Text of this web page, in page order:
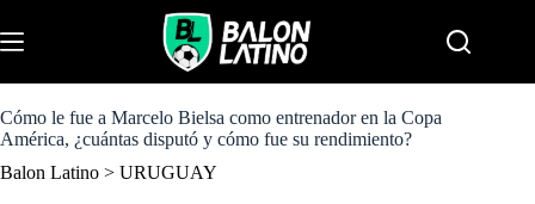
k
i
o
c
n
Cómo le fue a Marcelo Bielsa como entrenador en la Copa
América, ¿cuántas disputó y cómo fue su rendimiento?
Balon Latino > URUGUAY